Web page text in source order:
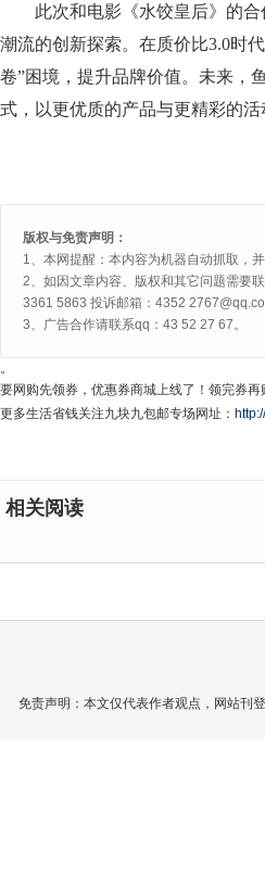
此次和电影《水饺皇后》的
潮流的创新探索。在质价比3.0时
卷”困境，提升品牌价值。未来，
式，以更优质的产品与更精彩的活
版权与免责声明：
1、本网提醒：本内容为机器自动抓取，并
2、如因文章内容、版权和其它问题需要
3361 5863 投诉邮箱：4352
3、广告合作请联系qq：43 52 27 67。
。
要网购先领券，优惠券商城上线了！领完券再
更多生活省钱关注九块九包邮专场网址：
相关阅读
免责声明：本文仅代表作者观点，网站刊